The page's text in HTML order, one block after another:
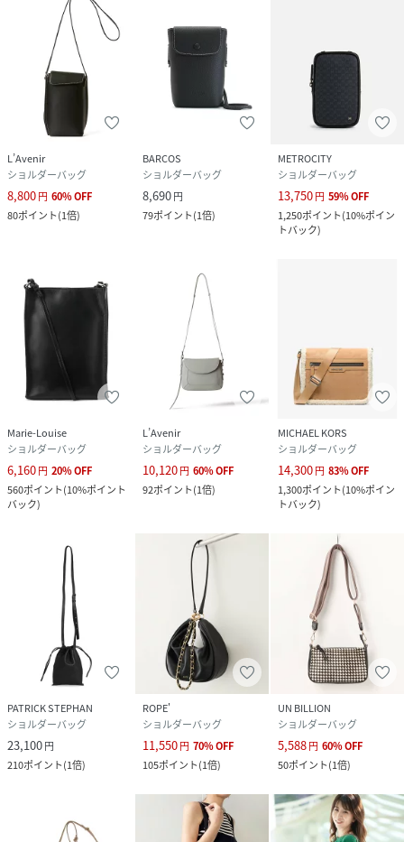
L’Avenir
ショルダーバッグ
8,800円 60%OFF
80ポイント(1倍)
BARCOS
ショルダーバッグ
8,690円
79ポイント(1倍)
METROCITY
ショルダーバッグ
13,750円 59%OFF
1,250ポイント(10%ポイン
トバック)
Marie-Louise
ショルダーバッグ
6,160円 20%OFF
560ポイント(10%ポイント
バック)
L’Avenir
ショルダーバッグ
10,120円 60%OFF
92ポイント(1倍)
MICHAEL KORS
ショルダーバッグ
14,300円 83%OFF
1,300ポイント(10%ポイン
トバック)
PATRICK STEPHAN
ショルダーバッグ
23,100円
210ポイント(1倍)
ROPE'
ショルダーバッグ
11,550円 70%OFF
105ポイント(1倍)
UN BILLION
ショルダーバッグ
5,588円 60%OFF
50ポイント(1倍)